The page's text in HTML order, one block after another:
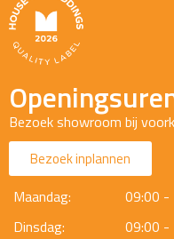
Bezoek showroom bij
Bezoek inplannen
Maandag:
09:00 -
Dinsdag:
09:00 -